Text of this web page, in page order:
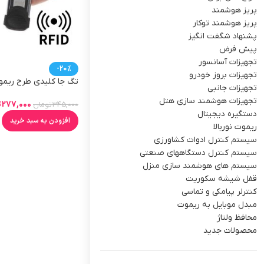
پریز هوشمند
پریز هوشمند توکار
پشنهاد شگفت انگیز
پیش فرض
تجهیزات آسانسور
تجهیزات بروز خودرو
تجهیزات جانبی
تجهیزات هوشمند سازی هتل
دستگیره دیجیتال
ریموت نوربالا
سیستم کنترل ادوات کشاورزی
سیستم کنترل دستگاههای صنعتی
سیستم های هوشمند سازی منزل
قفل شیشه سکوریت
کنترلر پیامکی و تماسی
مبدل موبایل به ریموت
محافظ ولتاژ
محصولات جدید
-20%
تگ جا کلیدی طرح
345,000تومان 277,000
افزودن به سبد خرید